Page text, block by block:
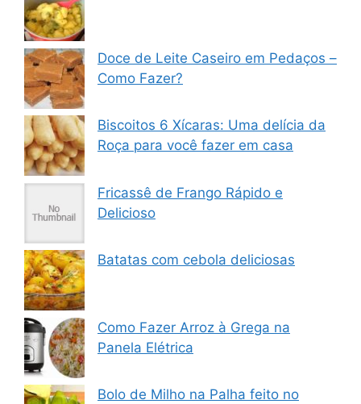
Doce de Leite Caseiro em Pedaços –
Como Fazer?
Biscoitos 6 Xícaras: Uma delícia da
Roça para você fazer em casa
Fricassê de Frango Rápido e
Delicioso
Batatas com cebola deliciosas
Como Fazer Arroz à Grega na
Panela Elétrica
Bolo de Milho na Palha feito no